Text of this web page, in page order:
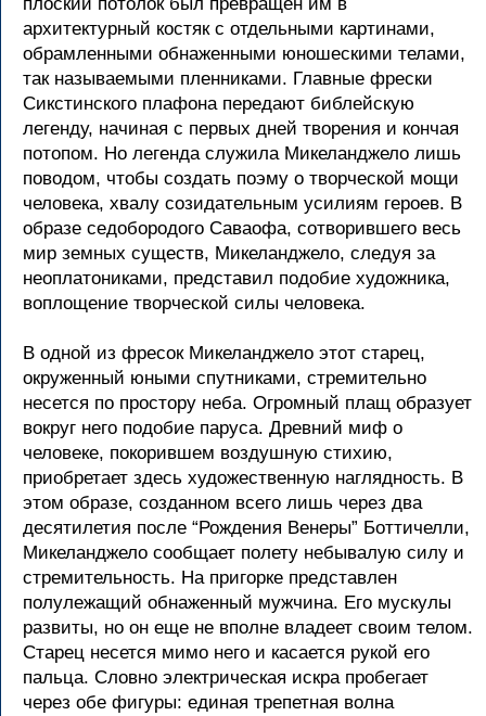
архитектурный костяк с отдельными картинами,
обрамленными обнаженными юношескими телами,
так называемыми пленниками. Главные фрески
Сикстинского плафона передают библейскую
легенду, начиная с первых дней творения и кончая
потопом. Но легенда служила Микеланджело лишь
поводом, чтобы создать поэму о творческой мощи
человека, хвалу созидательным усилиям героев. В
образе седобородого Саваофа, сотворившего весь
мир земных существ, Микеланджело, следуя за
неоплатониками, представил подобие художника,
воплощение творческой силы человека.
В одной из фресок Микеланджело этот старец,
окруженный юными спутниками, стремительно
несется по простору неба. Огромный плащ образует
вокруг него подобие паруса. Древний миф о
человеке, покорившем воздушную стихию,
приобретает здесь художественную наглядность. В
этом образе, созданном всего лишь через два
десятилетия после “Рождения Венеры” Боттичелли,
Микеланджело сообщает полету небывалую силу и
стремительность. На пригорке представлен
полулежащий обнаженный мужчина. Его мускулы
развиты, но он еще не вполне владеет своим телом.
Старец несется мимо него и касается рукой его
пальца. Словно электрическая искра пробегает
через обе фигуры: единая трепетная волна